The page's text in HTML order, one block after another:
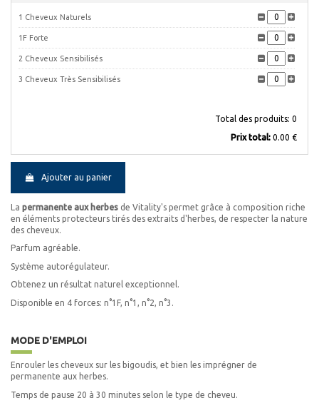
1 Cheveux Naturels
1F Forte
2 Cheveux Sensibilisés
3 Cheveux Très Sensibilisés
Total des produits: 0
Prix ​​total: 0.00 €
Ajouter au panier
La permanente aux herbes de Vitality's permet grâce à composition riche
en éléments protecteurs tirés des extraits d'herbes, de respecter la nature
des cheveux.
Parfum agréable.
Système autorégulateur.
Obtenez un résultat naturel exceptionnel.
Disponible en 4 forces: n°1F, n°1, n°2, n°3.
MODE D'EMPLOI
Enrouler les cheveux sur les bigoudis, et bien les imprégner de
permanente aux herbes.
Temps de pause 20 à 30 minutes selon le type de cheveu.